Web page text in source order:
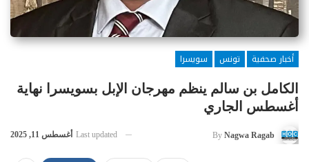
أخبار صحفية تونس
سويسرا
الكامل بن سالم ينظم مهرجان الإبل بسويسرا نهاية
أغسطس الجاري
By Nagwa Ragab
Last updated أغسطس 11, 2025